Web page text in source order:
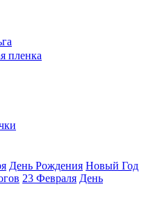
пленка
День Рождения Новый Год
23 Февраля День